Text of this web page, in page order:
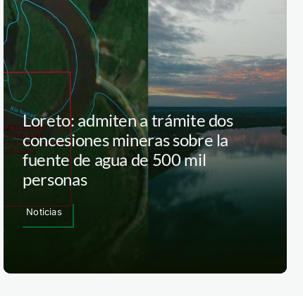
Loreto: admiten a trámite dos
concesiones mineras sobre la
fuente de agua de 500 mil
personas
Noticias